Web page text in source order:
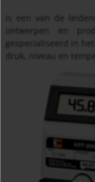
is een van de
ontwerpen en
gespecialiseerd in
druk, niveau en